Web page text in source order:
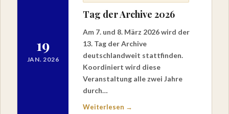
19
JAN. 2026
Tag der Archive 2026
Am 7. und 8. März 2026 wird der
13. Tag der Archive
deutschlandweit stattfinden.
Koordiniert wird diese
Veranstaltung alle zwei Jahre
durch…
Weiterlesen →